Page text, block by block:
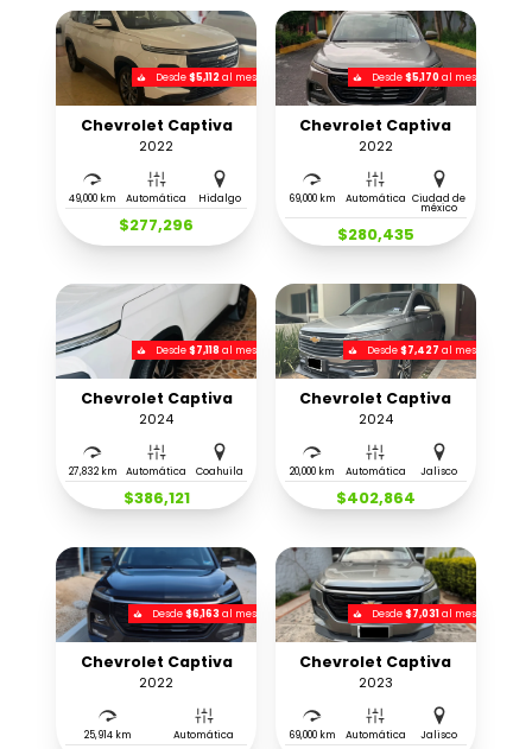
Desde$5,112al mes
Chevrolet Captiva
2022
49,000 km Automática Hidalgo
$277,296
Desde$5,170al mes
Chevrolet Captiva
2022
69,000 km Automática Ciudad de
méxico
$280,435
Desde$7,118 al mes
Chevrolet Captiva
2024
27,832 km Automática Coahuila
$386,121
Desde$7,427 al mes
Chevrolet Captiva
2024
20,000 km Automática Jalisco
$402,864
Desde$6,163 al mes
Chevrolet Captiva
2022
25,914 km Automática
Desde$7,031al mes
Chevrolet Captiva
2023
69,000 km Automática Jalisco